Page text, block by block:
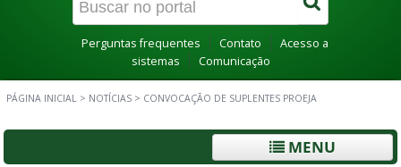
Perguntas frequentes Contato
Acesso a
sistemas
Comunicação
PÁGINA INICIAL > NOTÍCIAS > CONVOCAÇÃO DE SUPLENTES PROEJA
MENU